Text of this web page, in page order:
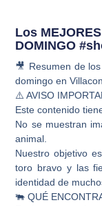
Los
DOMINGO
🎥 Resumen de
domingo en
⚠️ AVISO
Este contenido
No se muestran
animal.
Nuestro objetivo
toro bravo y las
identidad de
🐃 QUÉ